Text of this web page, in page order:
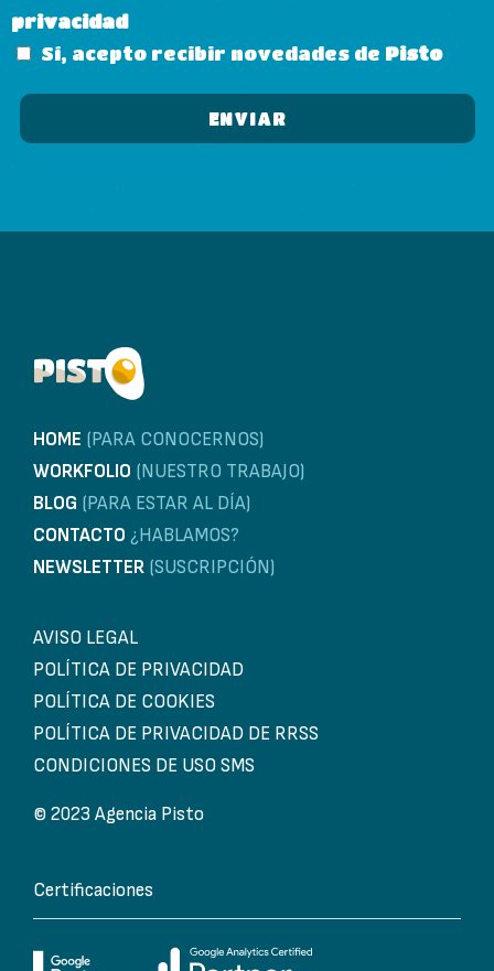
privacidad
Sí, acepto recibir novedades de Pisto
HOME (PARA CONOCERNOS)
WORKFOLIO (NUESTRO TRABAJO)
BLOG (PARA ESTAR AL DÍA)
CONTACTO ¿HABLAMOS?
NEWSLETTER (SUSCRIPCIÓN)
AVISO LEGAL
POLÍTICA DE PRIVACIDAD
POLÍTICA DE COOKIES
POLÍTICA DE PRIVACIDAD DE RRSS
CONDICIONES DE USO SMS
© 2023 Agencia Pisto
Certificaciones